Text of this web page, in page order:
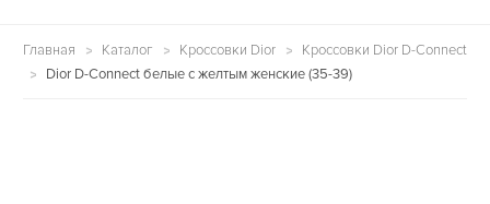
Главная Каталог Кроссовки Dior
Кроссовки Dior D-Connect
Dior D-Connect белые с желтым женские (35-39)